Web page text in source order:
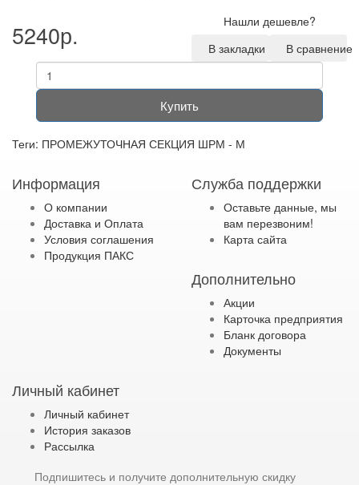
5240р.
Нашли дешевле?
В закладки
В сравнение
Купить
Теги: ПРОМЕЖУТОЧНАЯ СЕКЦИЯ ШРМ - М
Информация
О компании
Доставка и Оплата
Условия соглашения
Продукция ПАКС
Служба поддержки
Оставьте данные, мы
вам перезвоним!
Карта сайта
Дополнительно
Акции
Карточка предприятия
Бланк договора
Документы
Личный кабинет
Личный кабинет
История заказов
Рассылка
Подпишитесь и получите дополнительную скидку